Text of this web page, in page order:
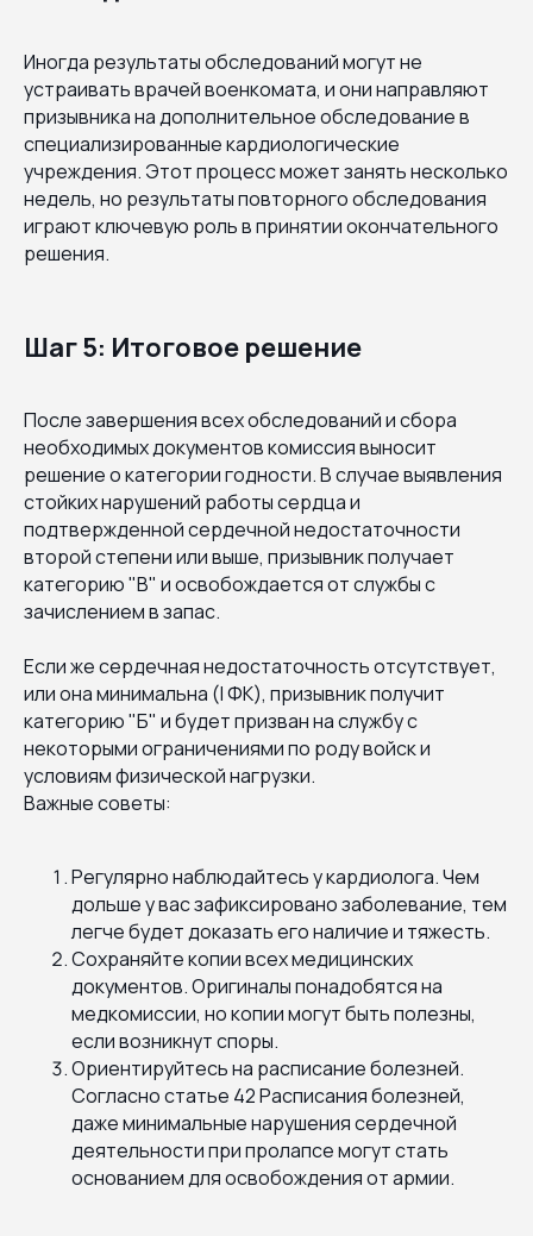
Иногда результаты обследований могут не
устраивать врачей военкомата, и они направляют
призывника на дополнительное обследование в
специализированные кардиологические
учреждения. Этот процесс может занять несколько
недель, но результаты повторного обследования
играют ключевую роль в принятии окончательного
решения.
Шаг 5: Итоговое решение
После завершения всех обследований и сбора
необходимых документов комиссия выносит
решение о категории годности. В случае выявления
стойких нарушений работы сердца и
подтвержденной сердечной недостаточности
второй степени или выше, призывник получает
категорию "В" и освобождается от службы с
зачислением в запас.
Если же сердечная недостаточность отсутствует,
или она минимальна (I ФК), призывник получит
категорию "Б" и будет призван на службу с
некоторыми ограничениями по роду войск и
условиям физической нагрузки.
Важные советы:
Регулярно наблюдайтесь у кардиолога. Чем
дольше у вас зафиксировано заболевание, тем
легче будет доказать его наличие и тяжесть.
Сохраняйте копии всех медицинских
документов. Оригиналы понадобятся на
медкомиссии, но копии могут быть полезны,
если возникнут споры.
Ориентируйтесь на расписание болезней.
Согласно статье 42 Расписания болезней,
даже минимальные нарушения сердечной
деятельности при пролапсе могут стать
основанием для освобождения от армии.